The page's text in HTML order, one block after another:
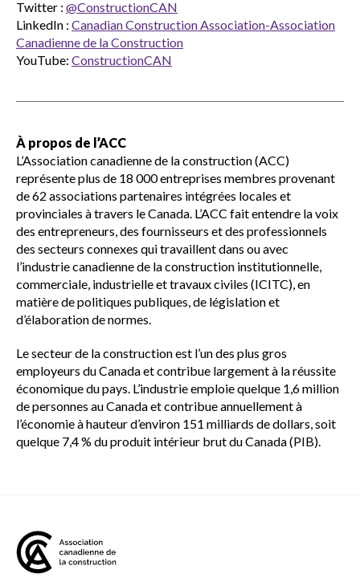
Twitter : @ConstructionCAN
LinkedIn : Canadian Construction Association-Association
Canadienne de la Construction
YouTube: ConstructionCAN
À propos de l’ACC
L’Association canadienne de la construction (ACC)
représente plus de 18 000 entreprises membres provenant
de 62 associations partenaires intégrées locales et
provinciales à travers le Canada. L’ACC fait entendre la voix
des entrepreneurs, des fournisseurs et des professionnels
des secteurs connexes qui travaillent dans ou avec
l’industrie canadienne de la construction institutionnelle,
commerciale, industrielle et travaux civiles (ICITC), en
matière de politiques publiques, de législation et
d’élaboration de normes.
Le secteur de la construction est l’un des plus gros
employeurs du Canada et contribue largement à la réussite
économique du pays. L’industrie emploie quelque 1,6 million
de personnes au Canada et contribue annuellement à
l’économie à hauteur d’environ 151 milliards de dollars, soit
quelque 7,4 % du produit intérieur brut du Canada (PIB).